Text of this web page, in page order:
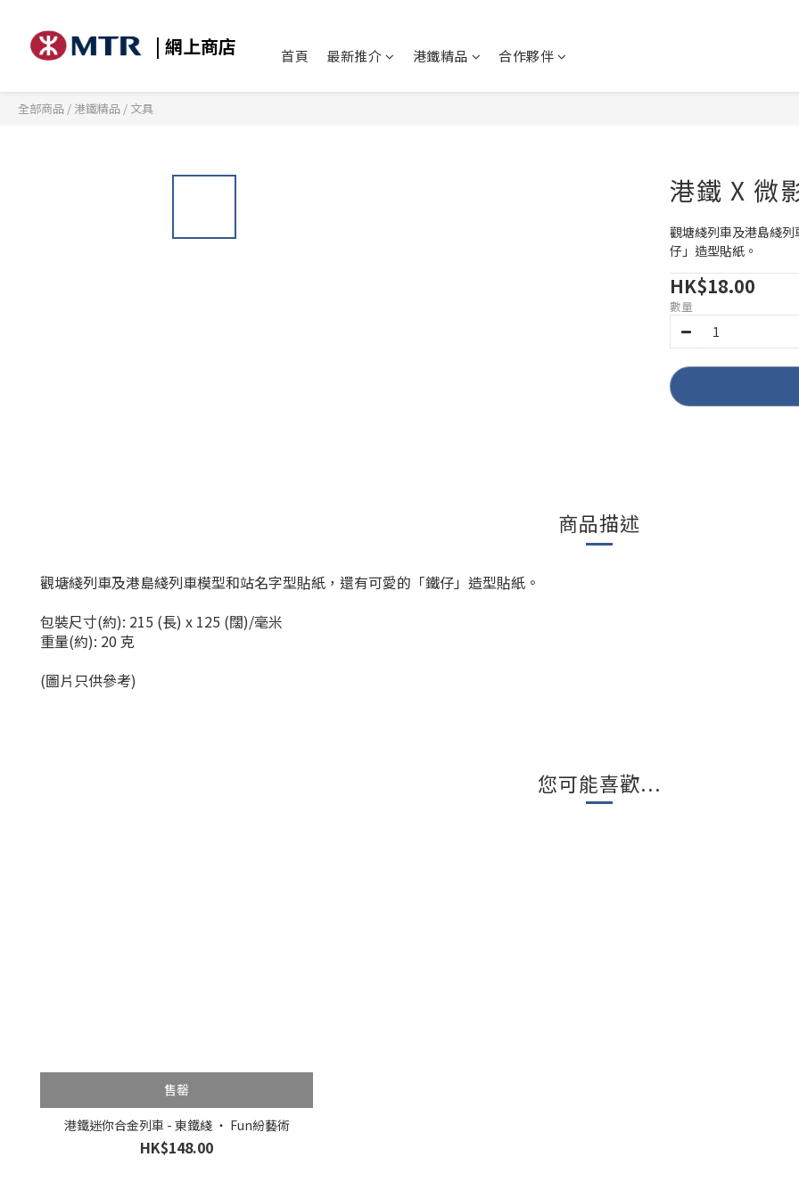
| 網上商店 首頁 最新推介 港鐵精品 合作夥伴
全部商品 / 港鐵精品 / 文具
港鐵 X 微
觀塘綫列車及港島綫
仔」造型貼紙。
HK$18.00
數量
商品描述
觀塘綫列車及港島綫列車模型和站名字型貼紙，還有可愛的「鐵仔」造型貼紙。
包裝尺寸(約): 215 (長) x 125 (闊)/毫米
重量(約): 20 克
(圖片只供參考)
您可能喜歡...
售罄
港鐵迷你合金列車 - 東鐵綫 ‧ Fun紛藝術
HK$148.00